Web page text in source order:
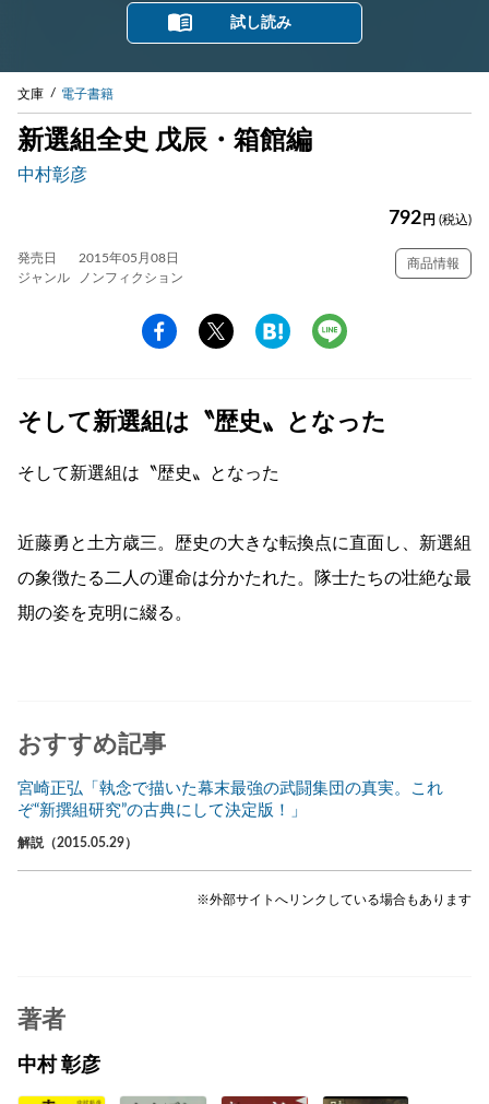
試し読み
文庫 電子書籍
新選組全史 戊辰・箱館編
中村彰彦
792 円 (税込)
発売日
2015年05月08日
ジャンル
ノンフィクション
商品情報
そして新選組は〝歴史〟となった
そして新選組は〝歴史〟となった
近藤勇と土方歳三。歴史の大きな転換点に直面し、新選組
の象徴たる二人の運命は分かたれた。隊士たちの壮絶な最
期の姿を克明に綴る。
おすすめ記事
宮崎正弘「執念で描いた幕末最強の武闘集団の真実。これ
ぞ“新撰組研究”の古典にして決定版！」
解説（2015.05.29）
※外部サイトへリンクしている場合もあります
著者
中村 彰彦